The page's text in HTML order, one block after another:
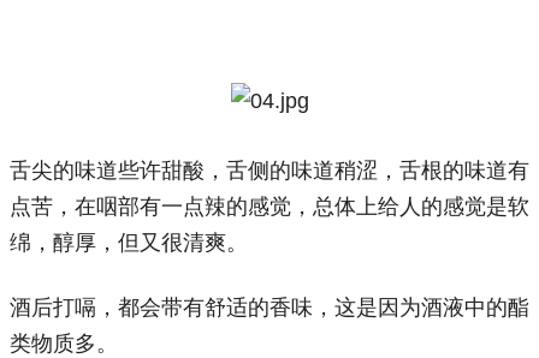
舌尖的味道些许甜酸，舌侧的味道稍涩，舌根的味道有
点苦，在咽部有一点辣的感觉，总体上给人的感觉是软
绵，醇厚，但又很清爽。
酒后打嗝，都会带有舒适的香味，这是因为酒液中的酯
类物质多。